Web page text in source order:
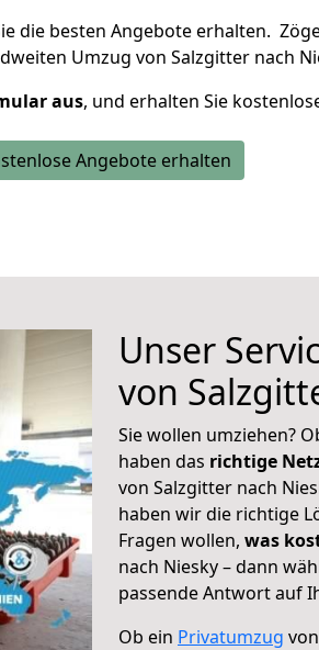
die besten Angebote erhalten.
Umzug von Salzgitter nach
aus, und erhalten Sie
Angebote erhalten
Unser
von
Sie wollen umziehen?
haben das richtige
von Salzgitter nach
haben wir die richtige
Fragen wollen, was
nach Niesky – dann
passende Antwort auf
Ob ein Privatumzug